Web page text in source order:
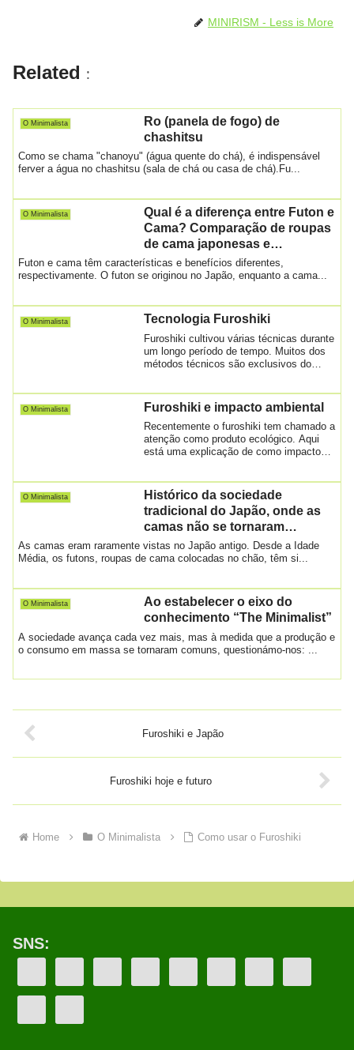
o
k
MINIRISM - Less is More
Related :
O Minimalista
Ro (panela de fogo) de
chashitsu
Como se chama "chanoyu" (água quente do chá), é indispensável
ferver a água no chashitsu (sala de chá ou casa de chá).Fu...
O Minimalista
Qual é a diferença entre Futon e
Cama? Comparação de roupas
de cama japonesas e
ocidentais
Futon e cama têm características e benefícios diferentes,
respectivamente. O futon se originou no Japão, enquanto a cama...
O Minimalista Tecnologia Furoshiki
Furoshiki cultivou várias técnicas durante
um longo período de tempo. Muitos dos
métodos técnicos são exclusivos do
O Minimalista Furoshiki e impacto ambiental
Recentemente o furoshiki tem chamado a
atenção como produto ecológico. Aqui
está uma explicação de como impactos
O Minimalista
Histórico da sociedade
tradicional do Japão, onde as
camas não se tornaram
comuns
As camas eram raramente vistas no Japão antigo. Desde a Idade
Média, os futons, roupas de cama colocadas no chão, têm si...
O Minimalista
Ao estabelecer o eixo do
conhecimento “The Minimalist”
A sociedade avança cada vez mais, mas à medida que a produção e
o consumo em massa se tornaram comuns, questionámo-nos: ...
Furoshiki e Japão
Furoshiki hoje e futuro
Home O Minimalista Como usar o Furoshiki
SNS: